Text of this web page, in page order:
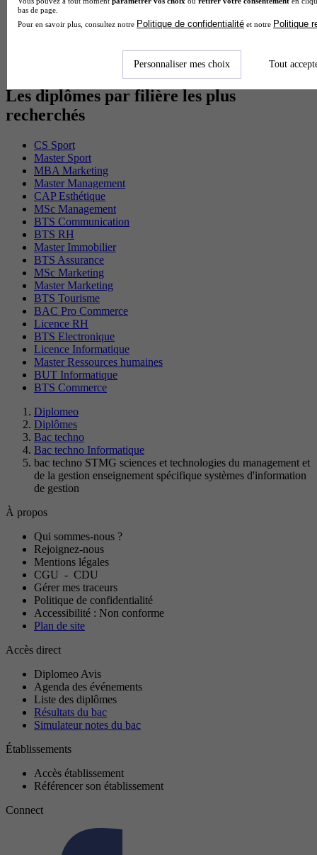
BAC Pro Agora en alternance
BTS Sta en alternance
BTS Tpl en alternance
Les diplômes par filière les plus
recherchés
CS Sport
Master Sport
MBA Marketing
Master Management
CAP Esthétique
MSc Management
BTS Communication
BTS RH
Master Immobilier
BTS Assurance
MSc Marketing
Master Marketing
BTS Tourisme
BAC Pro Commerce
Licence RH
BTS Electronique
Licence Informatique
Master Ressources humaines
BUT Informatique
BTS Commerce
Diplomeo
Diplômes
Bac techno
Bac techno Informatique
bac techno STMG sciences et technologies du management et
de la gestion enseignement spécifique systèmes d'information
de gestion
À propos
Qui sommes-nous ?
Rejoignez-nous
Mentions légales
CGU - CDU
Gérer mes traceurs
Politique de confidentialité
Accessibilité : Non conforme
Plan de site
Accès direct
Diplomeo Avis
Agenda des événements
Liste des diplômes
Résultats du bac
Simulateur notes du bac
Établissements
Accès établissement
Référencer son établissement
Connect
bas de page.
Pour en savoir plus, consultez notre Politique de confidentialité et notre Politique
Personnaliser mes choix Tout